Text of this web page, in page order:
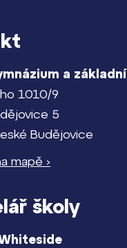
a
1010/9
5
Budějovice
mapě ›
školy